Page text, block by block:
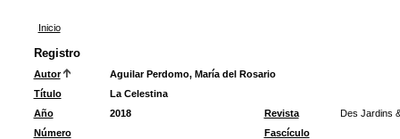
Inicio
Registro
Autor
Aguilar Perdomo, María del Rosario
Título
La Celestina
Año
2018 Revista
Des Jardins
Número
Fascículo